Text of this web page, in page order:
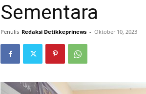
Sementara
Penulis Redaksi Detikkeprinews - Oktober 10, 2023